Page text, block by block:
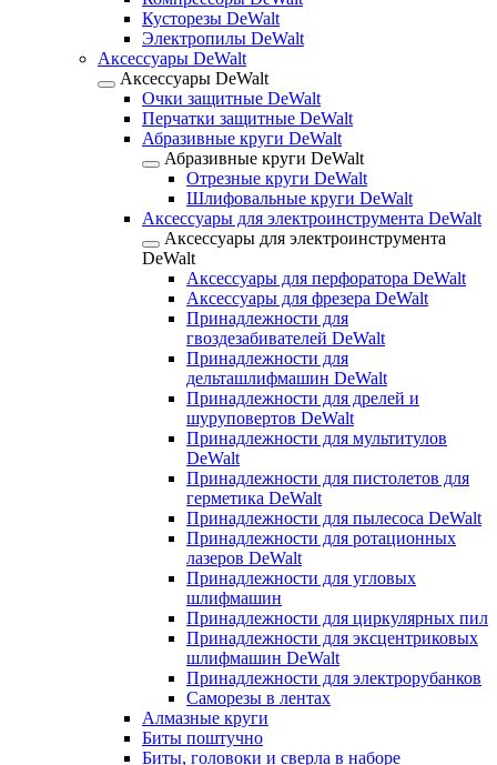
Кусторезы DeWalt
Электропилы DeWalt
Аксессуары DeWalt
Аксессуары DeWalt
Очки защитные DeWalt
Перчатки защитные DeWalt
Абразивные круги DeWalt
Абразивные круги DeWalt
Отрезные круги DeWalt
Шлифовальные круги DeWalt
Аксессуары для электроинструмента DeWalt
Аксессуары для электроинструмента
DeWalt
Аксессуары для перфоратора DeWalt
Аксессуары для фрезера DeWalt
Принадлежности для
гвоздезабивателей DeWalt
Принадлежности для
дельташлифмашин DeWalt
Принадлежности для дрелей и
шуруповертов DeWalt
Принадлежности для мультитулов
DeWalt
Принадлежности для пистолетов для
герметика DeWalt
Принадлежности для пылесоса DeWalt
Принадлежности для ротационных
лазеров DeWalt
Принадлежности для угловых
шлифмашин
Принадлежности для циркулярных пил
Принадлежности для эксцентриковых
шлифмашин DeWalt
Принадлежности для электрорубанков
Саморезы в лентах
Алмазные круги
Биты поштучно
Биты, головоки и сверла в наборе